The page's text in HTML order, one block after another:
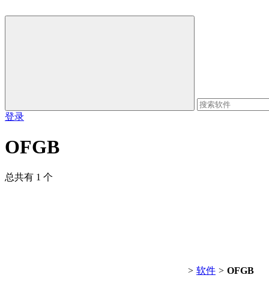
登录
OFGB
总共有 1 个
> 软件 > OFGB